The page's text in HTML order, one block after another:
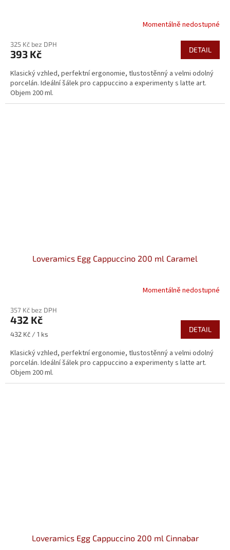
Momentálně nedostupné
325 Kč bez DPH
393 Kč DETAIL
Klasický vzhled, perfektní ergonomie, tlustostěnný a velmi odolný
porcelán. Ideální šálek pro cappuccino a experimenty s latte art.
Objem 200 ml.
Loveramics Egg Cappuccino 200 ml Caramel
Momentálně nedostupné
357 Kč bez DPH
432 Kč
Měrná
432 Kč / 1 ks
DETAIL
Klasický vzhled, perfektní ergonomie, tlustostěnný a velmi odolný
porcelán. Ideální šálek pro cappuccino a experimenty s latte art.
Objem 200 ml.
Loveramics Egg Cappuccino 200 ml Cinnabar